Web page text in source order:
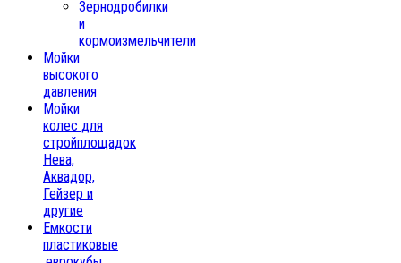
Зернодробилки
и
кормоизмельчители
Мойки
высокого
давления
Мойки
колес для
стройплощадок
Нева,
Аквадор,
Гейзер и
другие
Емкости
пластиковые